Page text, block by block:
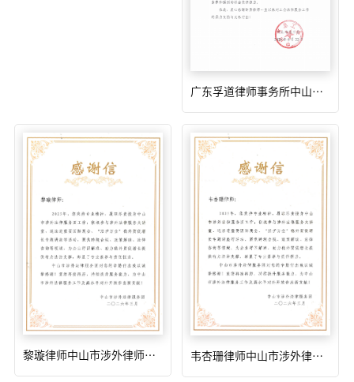
广东孚道律师事务所中山市总工会感谢信2026年6月22日
黎璇律师中山市涉外律师服务团的感谢信2026年 韦杏珊律师中山市涉外律师服务团的感谢信2026年